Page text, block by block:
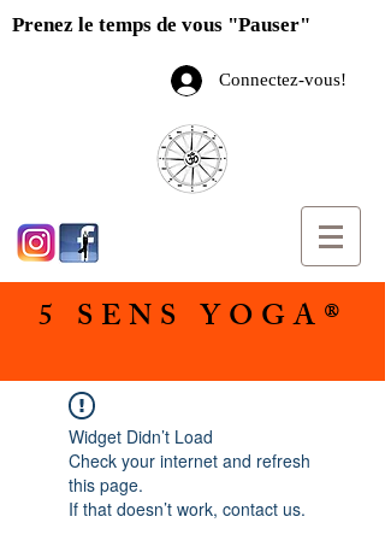
Prenez le temps de vous "Pauser"
Connectez-vous!
5 SENS YOGA®
Widget Didn’t Load
Check your internet and refresh
this page.
If that doesn’t work, contact us.